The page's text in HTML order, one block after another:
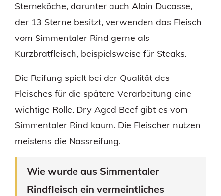
Sterneköche, darunter auch Alain Ducasse,
der 13 Sterne besitzt, verwenden das Fleisch
vom Simmentaler Rind gerne als
Kurzbratfleisch, beispielsweise für Steaks.
Die Reifung spielt bei der Qualität des
Fleisches für die spätere Verarbeitung eine
wichtige Rolle. Dry Aged Beef gibt es vom
Simmentaler Rind kaum. Die Fleischer nutzen
meistens die Nassreifung.
Wie wurde aus Simmentaler
Rindfleisch ein vermeintliches